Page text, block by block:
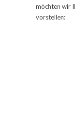
möchten wir
vorstellen: